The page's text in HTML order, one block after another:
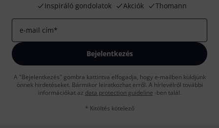
Inspiráló gondolatok
Akciók Thomann
e-mail cím*
Bejelentkezés
A "Bejelentkezés" gombra kattintva elfogadja, hogy e-mailben küldjünk
önnek hirdetéseket. Bármikor leiratkozhat erről. A hírlevélről további
információkat az data protection guideline -ben talál.
* Kitöltés kötelező